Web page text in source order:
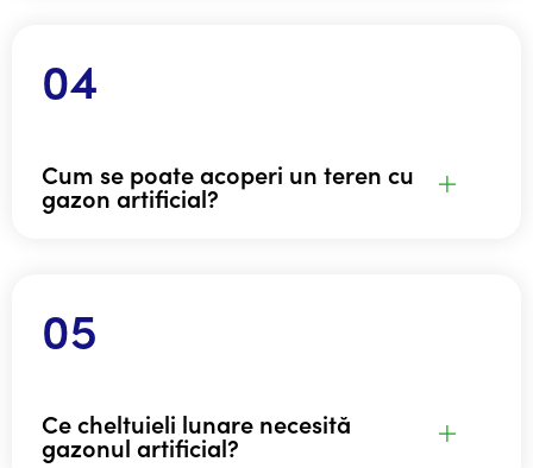
Cum se poate acoperi un teren cu
gazon artificial?
Ce cheltuieli lunare necesită
gazonul artificial?